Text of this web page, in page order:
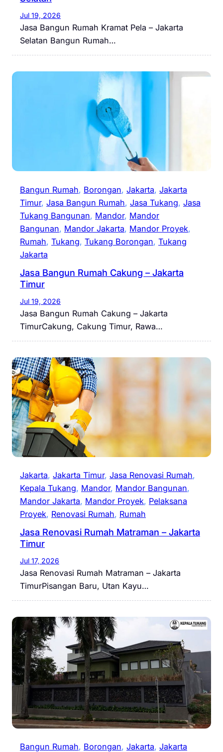
Jul 19, 2026
Jasa Bangun Rumah Kramat Pela – Jakarta
Selatan Bangun Rumah…
Bangun Rumah, Borongan, Jakarta, Jakarta
Timur, Jasa Bangun Rumah, Jasa Tukang, Jasa
Tukang Bangunan, Mandor, Mandor
Bangunan, Mandor Jakarta, Mandor Proyek
Rumah, Tukang, Tukang Borongan, Tukang
Jakarta
Jasa Bangun Rumah Cakung – Jakarta
Timur
Jul 19, 2026
Jasa Bangun Rumah Cakung – Jakarta
TimurCakung, Cakung Timur, Rawa…
Jakarta, Jakarta Timur, Jasa Renovasi Rumah
Kepala Tukang, Mandor, Mandor Bangunan
Mandor Jakarta, Mandor Proyek, Pelaksana
Proyek, Renovasi Rumah, Rumah
Jasa Renovasi Rumah Matraman – Jakarta
Timur
Jul 17, 2026
Jasa Renovasi Rumah Matraman – Jakarta
TimurPisangan Baru, Utan Kayu…
Bangun Rumah, Borongan, Jakarta, Jakarta